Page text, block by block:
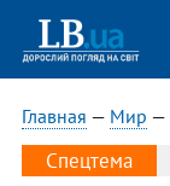
Главная — Мир —
Спецтема